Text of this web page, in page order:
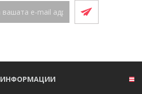
ИНФОРМАЦИИ